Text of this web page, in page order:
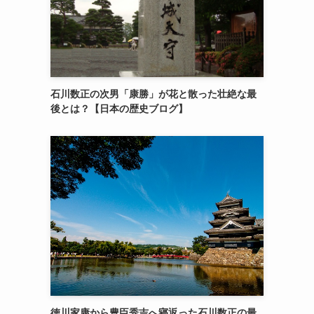
石川数正の次男「康勝」が花と散った壮絶な最
後とは？【日本の歴史ブログ】